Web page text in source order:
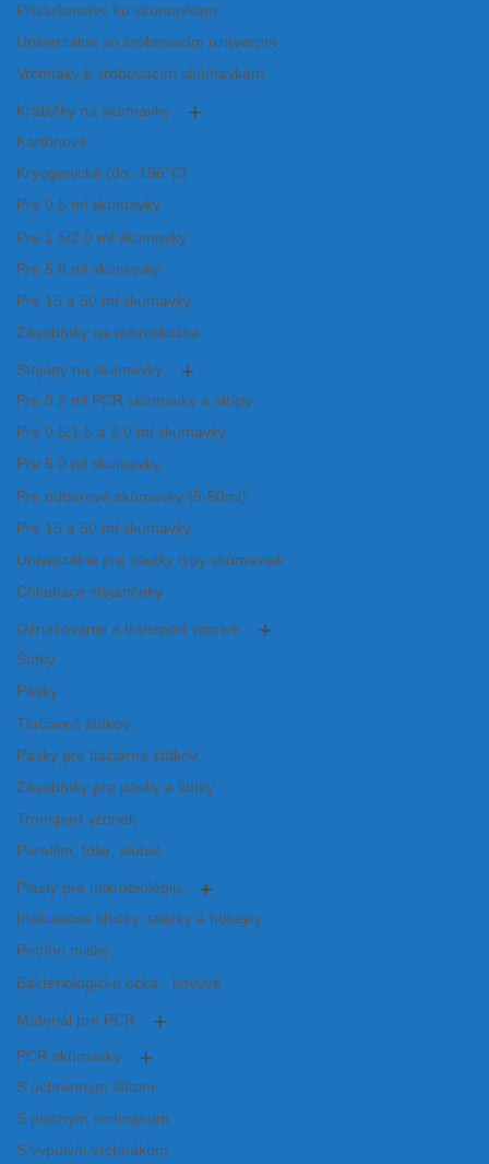
Príslušenstvo ku skúmavkám
Univerzálne so šróbovacím uzáverom
Vrchnáky k šróbovacím skúmavkám
Krabičky na skúmavky
Kartónové
Kryogenické (do -196°C)
Pre 0.5 ml skúmavky
Pre 1.5/2.0 ml skúmavky
Pre 5.0 ml skúmavky
Pre 15 a 50 ml skúmavky
Zásobníky na mikrosklíčka
Stojany na skúmavky
Pre 0.2 ml PCR skúmavky a strípy
Pre 0.5/1.5 a 2.0 ml skúmavky
Pre 5.0 ml skúmavky
Pre odberové skúmavky (5-50ml)
Pre 15 a 50 ml skúmavky
Univerzálne pre všetky typy skúmaviek
Chladiace stojančeky
Označovanie a transport vzoriek
Štítky
Pásky
Tlačiareň štítkov
Pásky pre tlačiarne štítkov
Zásobníky pre pásky a štítky
Transport vzoriek
Parafilm, fólie, alobal
Plasty pre mikrobiológiu
Inokulačné kľučky, stierky a hokejky
Petriho misky
Bakteriologické očká - kovové
Materiál pre PCR
PCR skúmavky
S ochranným štítom
S plochým vrchnákom
S vypulým vrchnákom